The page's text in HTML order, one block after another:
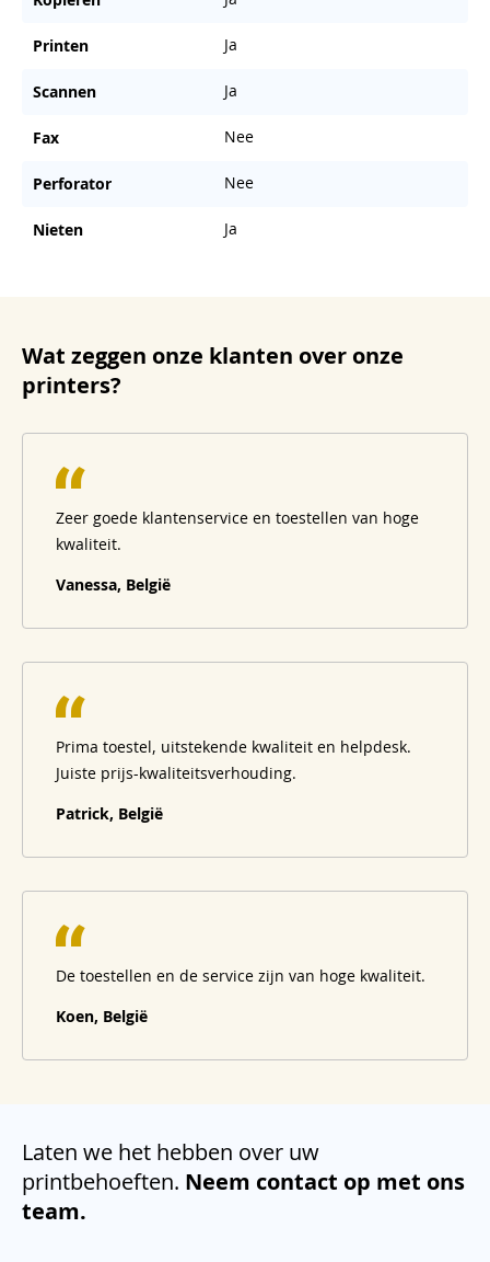
Printen Ja
Scannen Ja
Fax Nee
Perforator Nee
Nieten Ja
Wat zeggen onze klanten over onze
printers?
Zeer goede klantenservice en toestellen van hoge
kwaliteit.
Vanessa, België
Prima toestel, uitstekende kwaliteit en helpdesk.
Juiste prijs-kwaliteitsverhouding.
Patrick, België
De toestellen en de service zijn van hoge kwaliteit.
Koen, België
Laten we het hebben over uw
printbehoeften. Neem contact op met ons
team.